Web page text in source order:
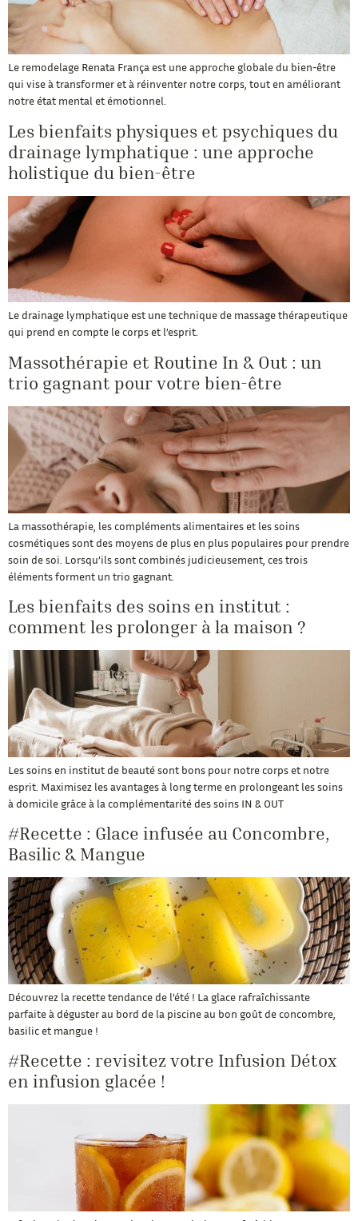
Le remodelage Renata França est une approche globale du bien-être
qui vise à transformer et à réinventer notre corps, tout en améliorant
notre état mental et émotionnel.
Les bienfaits physiques et psychiques du
drainage lymphatique : une approche
holistique du bien-être
Le drainage lymphatique est une technique de massage thérapeutique
qui prend en compte le corps et l’esprit.
Massothérapie et Routine In & Out : un
trio gagnant pour votre bien-être
La massothérapie, les compléments alimentaires et les soins
cosmétiques sont des moyens de plus en plus populaires pour prendre
soin de soi. Lorsqu’ils sont combinés judicieusement, ces trois
éléments forment un trio gagnant.
Les bienfaits des soins en institut :
comment les prolonger à la maison ?
Les soins en institut de beauté sont bons pour notre corps et notre
esprit. Maximisez les avantages à long terme en prolongeant les soins
à domicile grâce à la complémentarité des soins IN & OUT
#Recette : Glace infusée au Concombre,
Basilic & Mangue
Découvrez la recette tendance de l’été ! La glace rafraîchissante
parfaite à déguster au bord de la piscine au bon goût de concombre,
basilic et mangue !
#Recette : revisitez votre Infusion Détox
en infusion glacée !